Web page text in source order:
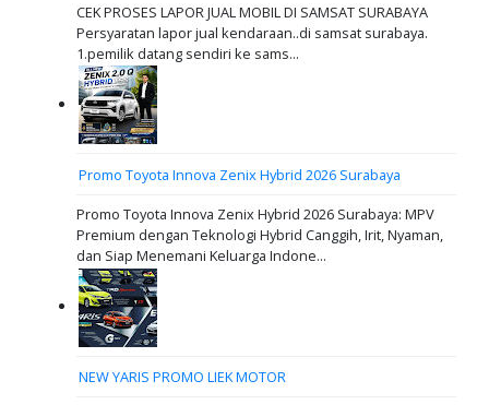
CEK PROSES LAPOR JUAL MOBIL DI SAMSAT SURABAYA
Persyaratan lapor jual kendaraan..di samsat surabaya.
1.pemilik datang sendiri ke sams...
Promo Toyota Innova Zenix Hybrid 2026 Surabaya
Promo Toyota Innova Zenix Hybrid 2026 Surabaya: MPV
Premium dengan Teknologi Hybrid Canggih, Irit, Nyaman,
dan Siap Menemani Keluarga Indone...
NEW YARIS PROMO LIEK MOTOR